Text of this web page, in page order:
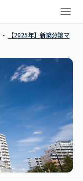
【2025年】新築分譲マ